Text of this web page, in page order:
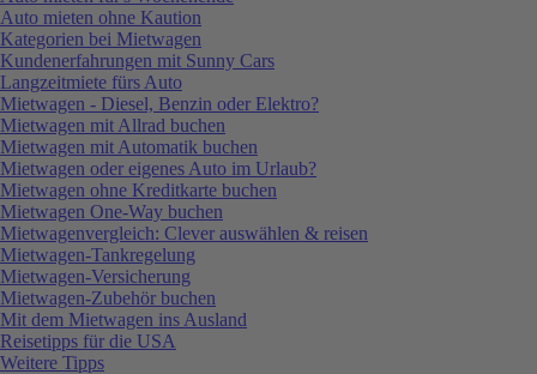
Auto mieten ohne Kaution
Kategorien bei Mietwagen
Kundenerfahrungen mit Sunny Cars
Langzeitmiete fürs Auto
Mietwagen - Diesel, Benzin oder Elektro?
Mietwagen mit Allrad buchen
Mietwagen mit Automatik buchen
Mietwagen oder eigenes Auto im Urlaub?
Mietwagen ohne Kreditkarte buchen
Mietwagen One-Way buchen
Mietwagenvergleich: Clever auswählen & reisen
Mietwagen-Tankregelung
Mietwagen-Versicherung
Mietwagen-Zubehör buchen
Mit dem Mietwagen ins Ausland
Reisetipps für die USA
Weitere Tipps